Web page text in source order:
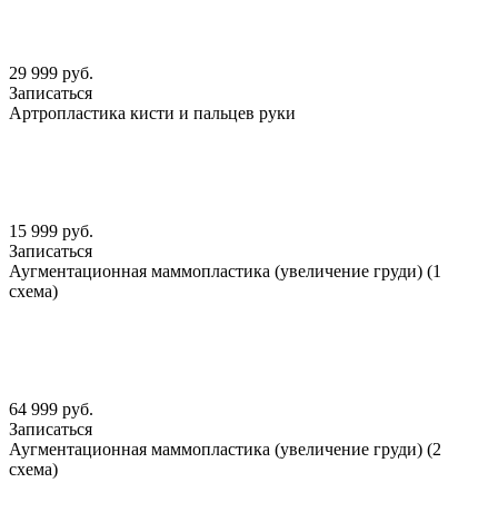
29 999 руб.
Записаться
Артропластика кисти и пальцев руки
15 999 руб.
Записаться
Аугментационная маммопластика (увеличение груди) (1
схема)
64 999 руб.
Записаться
Аугментационная маммопластика (увеличение груди) (2
схема)